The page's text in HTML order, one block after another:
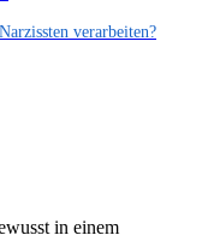
verarbeiten?
in einem